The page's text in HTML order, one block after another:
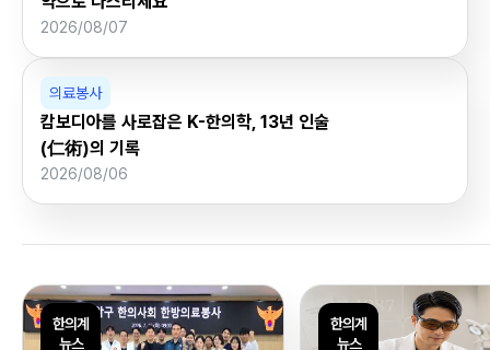
2026/08/07
의료봉사
캄보디아를 사로잡은 K-한의학, 13년 인술
(仁術)의 기록
2026/08/06